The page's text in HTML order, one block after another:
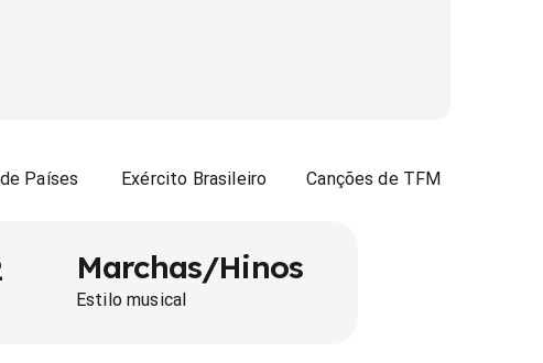
Países Exército Brasileiro Canções de TFM
Marchas/Hinos
Estilo musical